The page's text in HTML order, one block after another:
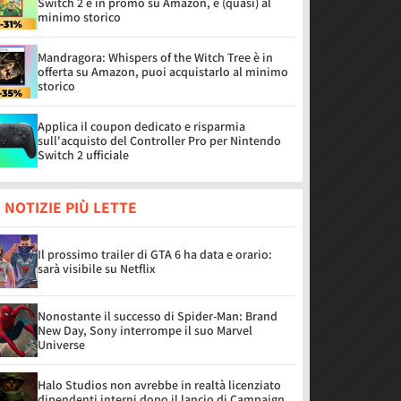
minimo storico
Mandragora: Whispers of the Witch Tree è in
offerta su Amazon, puoi acquistarlo al minimo
storico
Applica il coupon dedicato e risparmia
sull'acquisto del Controller Pro per Nintendo
Switch 2 ufficiale
NOTIZIE PIÙ LETTE
Il prossimo trailer di GTA 6 ha data e orario:
sarà visibile su Netflix
Nonostante il successo di Spider-Man: Brand
New Day, Sony interrompe il suo Marvel
Universe
Halo Studios non avrebbe in realtà licenziato